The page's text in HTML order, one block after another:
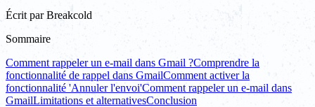
Écrit par Breakcold
Sommaire
Comment rappeler un e-mail dans Gmail ?Comprendre la
fonctionnalité de rappel dans GmailComment activer la
fonctionnalité 'Annuler l'envoi'Comment rappeler un e-mail dans
GmailLimitations et alternativesConclusion